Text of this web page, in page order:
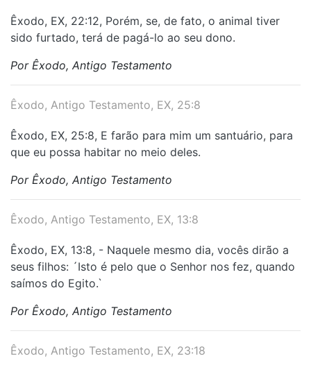
Êxodo, EX, 22:12, Porém, se, de fato, o animal tiver
sido furtado, terá de pagá-lo ao seu dono.
Por Êxodo, Antigo Testamento
Êxodo, Antigo Testamento, EX, 25:8
Êxodo, EX, 25:8, E farão para mim um santuário, para
que eu possa habitar no meio deles.
Por Êxodo, Antigo Testamento
Êxodo, Antigo Testamento, EX, 13:8
Êxodo, EX, 13:8, - Naquele mesmo dia, vocês dirão a
seus filhos: ´Isto é pelo que o Senhor nos fez, quando
saímos do Egito.`
Por Êxodo, Antigo Testamento
Êxodo, Antigo Testamento, EX, 23:18